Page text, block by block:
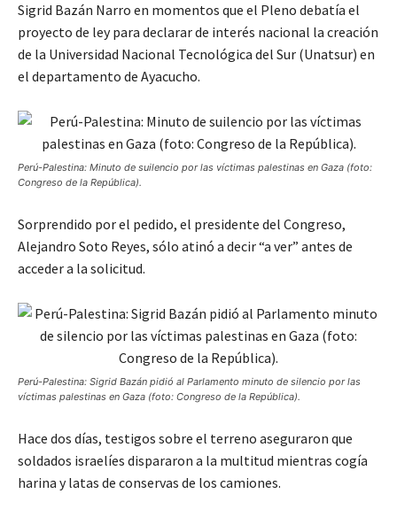
Sigrid Bazán Narro en momentos que el Pleno debatía el
proyecto de ley para declarar de interés nacional la creación
de la Universidad Nacional Tecnológica del Sur (Unatsur) en
el departamento de Ayacucho.
Perú-Palestina: Minuto de suilencio por las víctimas palestinas en Gaza (foto:
Congreso de la República).
Sorprendido por el pedido, el presidente del Congreso,
Alejandro Soto Reyes, sólo atinó a decir “a ver” antes de
acceder a la solicitud.
Perú-Palestina: Sigrid Bazán pidió al Parlamento minuto de silencio por las
víctimas palestinas en Gaza (foto: Congreso de la República).
Hace dos días, testigos sobre el terreno aseguraron que
soldados israelíes dispararon a la multitud mientras cogía
harina y latas de conservas de los camiones.